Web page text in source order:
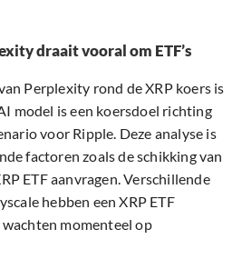
draait vooral om ETF’s
Perplexity rond de XRP koers is
model is een koersdoel richting
voor Ripple. Deze analyse is
factoren zoals de schikking van
ETF aanvragen. Verschillende
hebben een XRP ETF
momenteel op